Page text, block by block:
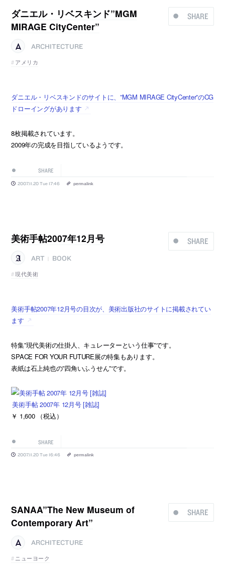
SHARE
ダニエル・リベスキンド”MGM
MIRAGE CityCenter”
ARCHITECTURE
アメリカ
ダニエル・リベスキンドのサイトに、”MGM MIRAGE CityCenter”のCG
ドローイングがあります
8枚掲載されています。
2009年の完成を目指しているようです。
SHARE
2007.11.20 Tue 17:46 permalink
SHARE
美術手帖2007年12月号
ART
BOOK
現代美術
美術手帖2007年12月号の目次が、美術出版社のサイトに掲載されてい
ます
特集”現代美術の仕掛人、キュレーターという仕事”です。
SPACE FOR YOUR FUTURE展の特集もあります。
表紙は石上純也の”四角いふうせん”です。
美術手帖 2007年 12月号 [雑誌]
￥ 1,600 （税込）
SHARE
2007.11.20 Tue 16:46 permalink
SHARE
SANAA”The New Museum of
Contemporary Art”
ARCHITECTURE
ニューヨーク